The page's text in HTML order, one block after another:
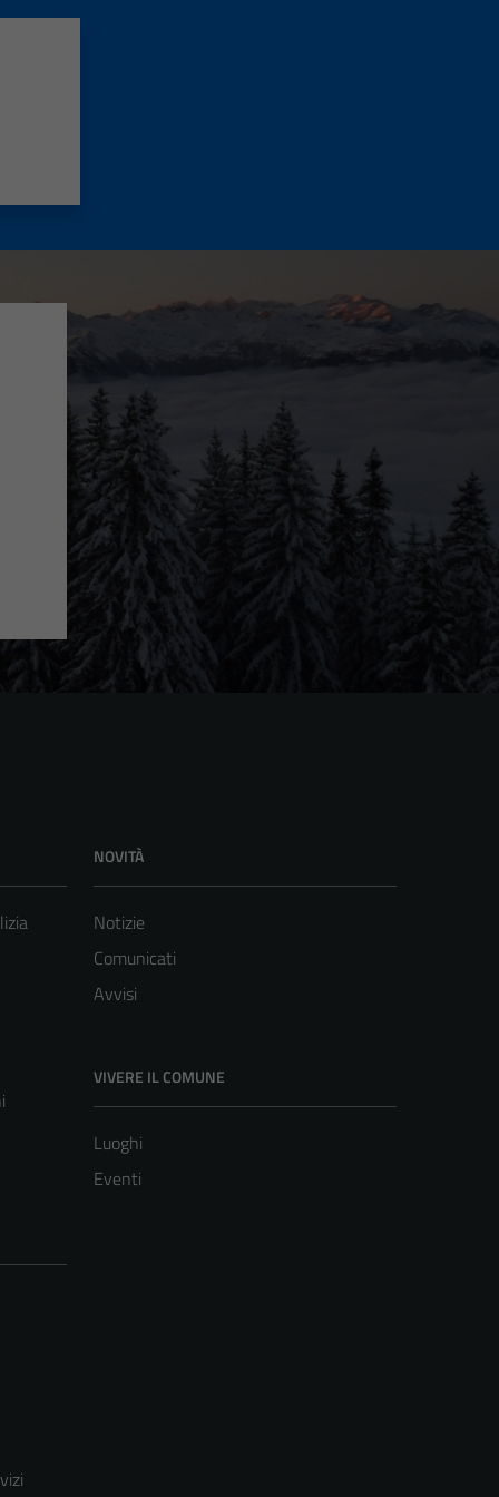
NOVITÀ
Notizie
Comunicati
Avvisi
VIVERE IL COMUNE
Luoghi
Eventi